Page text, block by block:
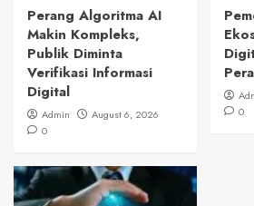
Perang Algoritma AI
Makin Kompleks,
Publik Diminta
Verifikasi Informasi
Digital
Admin
August 6, 2026
0
0